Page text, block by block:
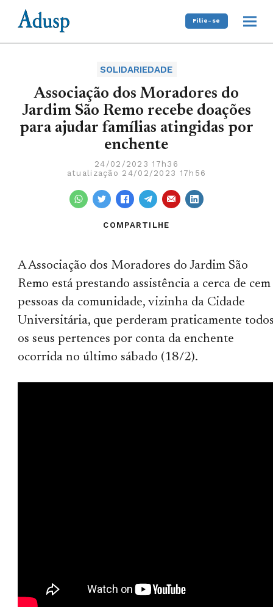
Filie-se
SOLIDARIEDADE
Associação dos Moradores do
Jardim São Remo recebe doações
para ajudar famílias atingidas por
enchente
24/02/2023 17h36
atualização 24/02/2023 17h56
COMPARTILHE
A Associação dos Moradores do Jardim São
Remo está prestando assistência a cerca de cem
pessoas da comunidade, vizinha da Cidade
Universitária, que perderam praticamente
os seus pertences por conta da enchente
ocorrida no último sábado (18/2).